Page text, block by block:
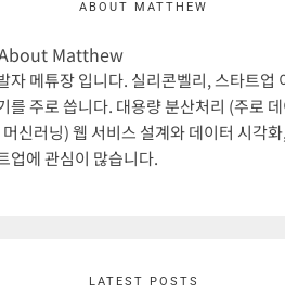
ABOUT MATTHEW
자 메튜장 입니다. 실리콘벨리, 스타트업
를 주로 씁니다. 대용량 분산처리 (주로 데
신러닝) 웹 서비스 설계와 데이터 시각
업에 관심이 많습니다.
LATEST POSTS